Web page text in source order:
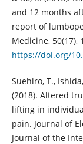
and 12 months
report of
Medicine, 50(17),
https://doi.org/
Suehiro, T.,
(2018). Altered
lifting in
pain. Journal of
Journal of the